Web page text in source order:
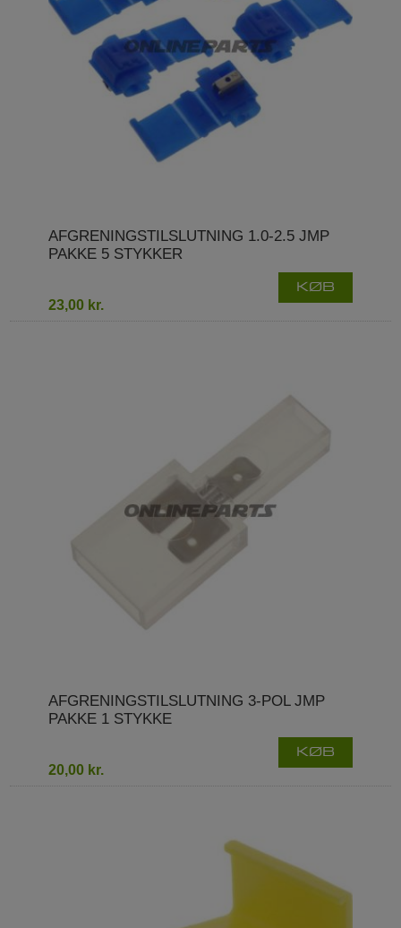
AFGRENINGSTILSLUTNING 1.0-2.5 JMP
PAKKE 5 STYKKER
23,00 kr.
KØB
AFGRENINGSTILSLUTNING 3-POL JMP
PAKKE 1 STYKKE
20,00 kr.
KØB